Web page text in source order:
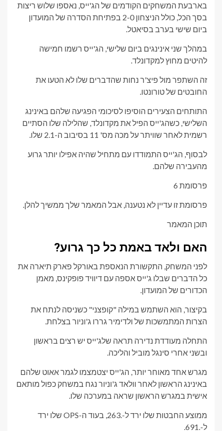
בארבעת המשחקים הקודמים של הג'ייס, נאספו שלוש ריצות
בסך הכל, כולל הניצחון 2-0 בפתיחת הסדרה של המועדון
ביום שישי בערב בסיאטל.
במהלך שני אינינגים ביום שלישי, הג'ייס רשמו חמישה
להיטים מחוץ למקדונלד.
זה השתפר מול פיצ'ר נחות שהדברים שלו לא הטעו את
החובטים של טורונטו.
התותחים הצעירים הוסיפו לסיכומי הפגיעה שלהם באינינג
השלישי, כשהג'ייס הפיל את מקדונלד, שהלילה שלו הסתיים
רשמית לאחר שוויתר על מכה מס' 11 בסיבוב ה-2.1 שלו.
לבסוף, הג'ייס התמודדו עם מתחיל שהיה אפילו יותר גרוע
מהעבירה שלהם.
פרסומת 6
פרסומת זו עדיין לא נטענה, אבל המאמר שלך ממשיך להלן.
תוכן המאמר
האם ולאד באמת כל כך גרוע?
לפני המשחק, התקשורת הנאספת באורקל פארק תיארה את
כל הדברים שבלו ג'ייס אספה עם דיוויד פופקינס, מאמן
הכדורים של המועדון.
בקיצור, הוא השתמש במילה "קופצני" כשניסה לנתח את
הצרות המתמשכות של ולדימיר גררו ג'וניור בצלחת.
התחלה מעודדת נדירה תראה שלג'ייס יש רצים בראשון
ובשני אחרי סינגל מוביל והליכה.
מגרש אחד מאוחר יותר, הג'ייס יצטמצמו לגמר אאוט שלהם
באינינג הראשון לאחר וולאד ג'וניור נגח במשחק כפול מותאם
אישית במגרש הראשון שראה במערכה שלו.
ממוצע החבטות שלו ירד ל-.263, בעוד ה-OPS שלו ירד
ל-.691.